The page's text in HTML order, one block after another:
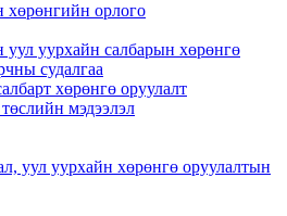
хөрөнгийн орлого
уурхайн салбарын хөрөнгө
судалгаа
хөрөнгө оруулалт
мэдээлэл
уул уурхайн хөрөнгө оруулалтын